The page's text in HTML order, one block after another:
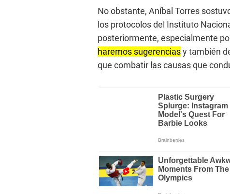
No obstante, Aníbal Torres
los protocolos del Instituto
posteriormente, especialmente
haremos sugerenciasy también
que combatir las causas que